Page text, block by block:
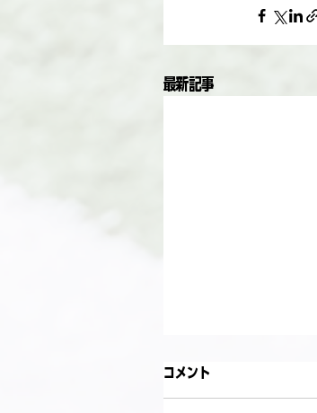
最新記事
コメント